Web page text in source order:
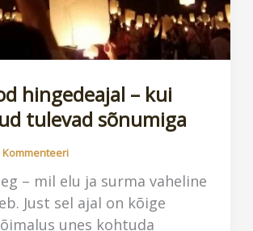
hingedeajal – kui
tulevad sõnumiga
Kommenteeri
– mil elu ja surma vaheline
Just sel ajal on kõige
unes kohtuda